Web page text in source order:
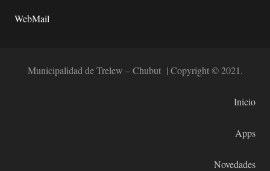
WebMail
Municipalidad de Trelew – Chubut | Copyright © 2021.
Inicio
Apps
Novedades